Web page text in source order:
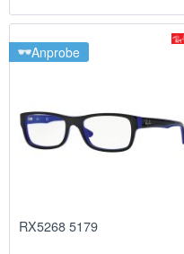
Anprobe
RX5268 5179